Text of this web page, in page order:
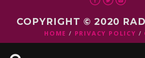
COPYRIGHT © 2020
HOME PRIVACY POLICY